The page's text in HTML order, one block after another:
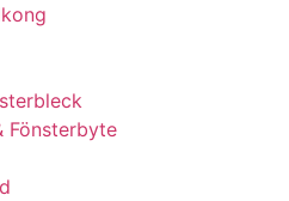
Fönsterbyte